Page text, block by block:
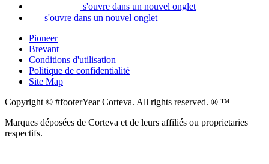
s'ouvre dans un nouvel onglet
s'ouvre dans un nouvel onglet
Pioneer
Brevant
Conditions d'utilisation
Politique de confidentialité
Site Map
Copyright © #footerYear Corteva. All rights reserved. ® ™
Marques déposées de Corteva et de leurs affiliés ou proprietaries
respectifs.